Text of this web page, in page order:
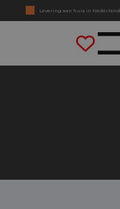
Levering aan huis in Nederland
Geen jaarcijfers nodig
Direct rijden